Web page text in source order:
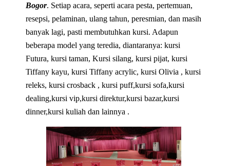
Bogor. Setiap acara, seperti acara pesta, pertemuan,
resepsi, pelaminan, ulang tahun, peresmian, dan masih
banyak lagi, pasti membutuhkan kursi. Adapun
beberapa model yang teredia, diantaranya: kursi
Futura, kursi taman, Kursi silang, kursi pijat, kursi
Tiffany kayu, kursi Tiffany acrylic, kursi Olivia , kursi
releks, kursi crosback , kursi puff,kursi sofa,kursi
dealing,kursi vip,kursi direktur,kursi bazar,kursi
dinner,kursi kuliah dan lainnya .